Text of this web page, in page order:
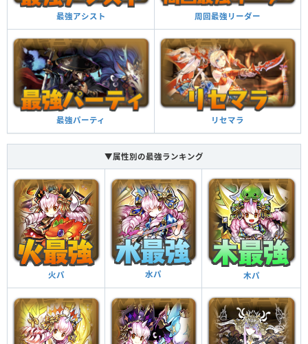
最強アシスト 周回最強リーダー
最強パーティ リセマラ
▼属性別の最強ランキング
火パ 水パ 木パ